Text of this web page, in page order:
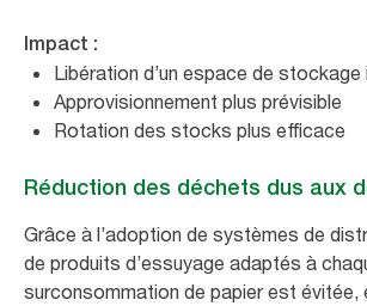
Impact :
Libération d’un espace de
Approvisionnement plus prévisible
Rotation des stocks plus efficace
Réduction des déchets dus aux
Grâce à l’adoption de systèmes de
de produits d’essuyage adaptés à
surconsommation de papier est évitée,